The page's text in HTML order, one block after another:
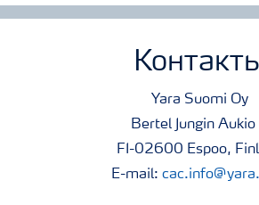
Yara Suomi Oy
Bertel Jungin Aukio
FI-02600 Espoo,
E-mail: